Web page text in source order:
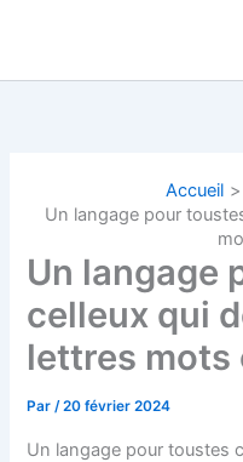
Accueil
Un langage pour
Un langage
celleux qui
lettres mots
Par/20 février 2024
Un langage pour toustes